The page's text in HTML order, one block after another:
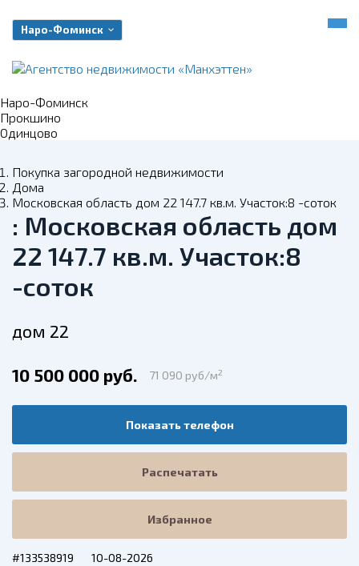
Наро-Фоминск
Наро-Фоминск
Прокшино
Одинцово
Покупка загородной недвижимости
Дома
Московская область дом 22 147.7 кв.м. Участок:8 -соток
: Московская область дом
22 147.7 кв.м. Участок:8
-соток
дом 22
10 500 000 руб. 71 090 руб/м2
Показать телефон
Распечатать
Избранное
#133538919 10-08-2026